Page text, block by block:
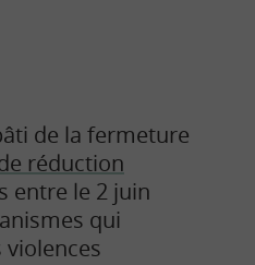
de la fermeture
réduction
entre le 2 juin
qui